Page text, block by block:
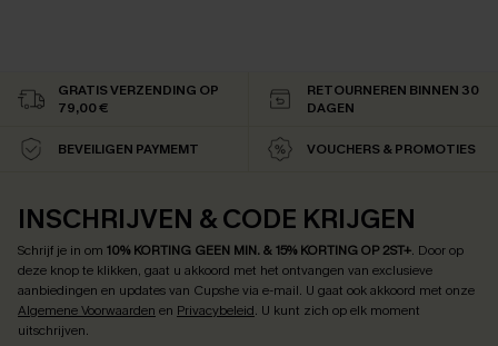
GRATIS VERZENDING OP
79,00 €
RETOURNEREN BINNEN 30
DAGEN
BEVEILIGEN PAYMEMT VOUCHERS & PROMOTIES
INSCHRIJVEN & CODE KRIJGEN
Schrijf je in om 10% KORTING GEEN MIN. & 15% KORTING OP 2ST+. Door op
deze knop te klikken, gaat u akkoord met het ontvangen van exclusieve
aanbiedingen en updates van Cupshe via e-mail. U gaat ook akkoord met onze
Algemene Voorwaarden en Privacybeleid. U kunt zich op elk moment
uitschrijven.